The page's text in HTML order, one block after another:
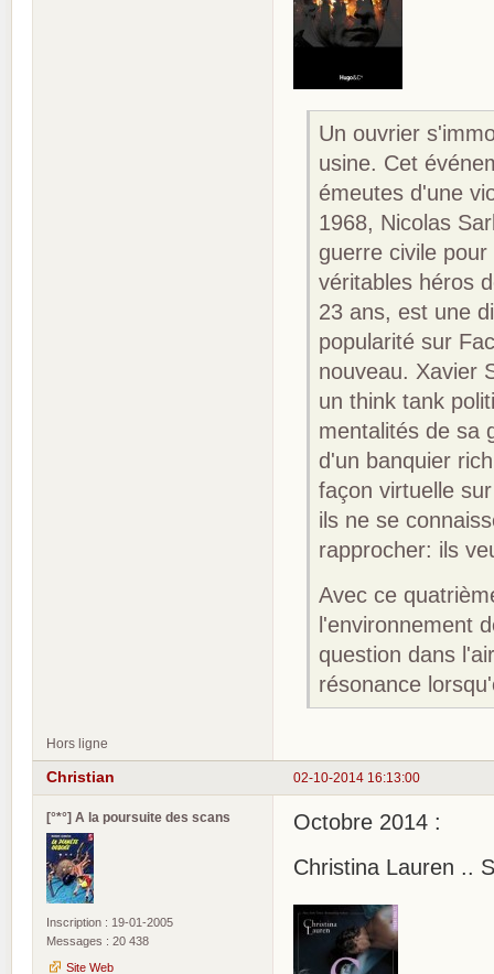
Un ouvrier
usine. Cet
émeutes d'une
1968, Nicolas
guerre civile
véritables héros
23 ans, est une
popularité sur
nouveau. Xavier
un think tank
mentalités de sa
d'un banquier
façon virtuelle
ils ne se
rapprocher: ils
Avec ce
l'environnement
question dans
résonance
Hors ligne
02-10-2014 16:13:00
Christian
[°*°] A la poursuite des scans
Inscription : 19-01-2005
Messages : 20 438
Site Web
Octobre 2014 :
Christina Lauren ..